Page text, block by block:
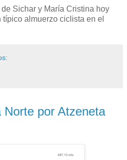
Sichar y María Cristina hoy
almuerzo ciclista en el
Norte por Atzeneta